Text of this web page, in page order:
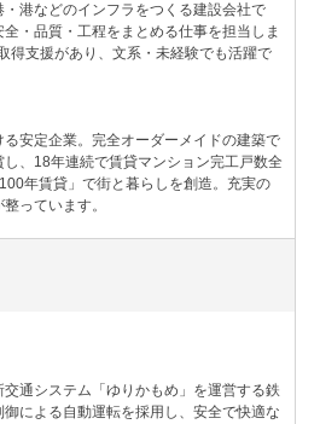
港などのインフラをつくる建設会社で
・品質・工程をまとめる仕事を担当しま
得支援があり、文系・未経験でも活躍で
安定企業。完全オーダーメイドの建築で
、18年連続で賃貸マンション完工戸数全
年賃貸」で街と暮らしを創造。充実の
っています。
通システム「ゆりかもめ」を運営する鉄
による自動運転を採用し、安全で快適な